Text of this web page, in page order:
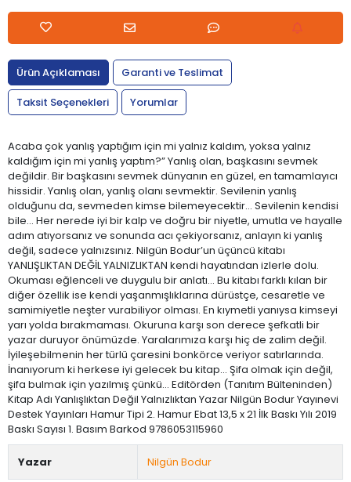
Ürün Açıklaması
Garanti ve Teslimat
Taksit Seçenekleri
Yorumlar
Acaba çok yanlış yaptığım için mi yalnız kaldım, yoksa yalnız
kaldığım için mi yanlış yaptım?” Yanlış olan, başkasını sevmek
değildir. Bir başkasını sevmek dünyanın en güzel, en tamamlayıcı
hissidir. Yanlış olan, yanlış olanı sevmektir. Sevilenin yanlış
olduğunu da, sevmeden kimse bilemeyecektir... Sevilenin kendisi
bile... Her nerede iyi bir kalp ve doğru bir niyetle, umutla ve hayalle
adım atıyorsanız ve sonunda acı çekiyorsanız, anlayın ki yanlış
değil, sadece yalnızsınız. Nilgün Bodur’un üçüncü kitabı
YANLIŞLIKTAN DEĞİL YALNIZLIKTAN kendi hayatından izlerle dolu.
Okuması eğlenceli ve duygulu bir anlatı... Bu kitabı farklı kılan bir
diğer özellik ise kendi yaşanmışlıklarına dürüstçe, cesaretle ve
samimiyetle neşter vurabiliyor olması. En kıymetli yanıysa kimseyi
yarı yolda bırakmaması. Okuruna karşı son derece şefkatli bir
yazar duruyor önümüzde. Yaralarımıza karşı hiç de zalim değil.
İyileşebilmenin her türlü çaresini bonkörce veriyor satırlarında.
İnanıyorum ki herkese iyi gelecek bu kitap... Şifa olmak için değil,
şifa bulmak için yazılmış çünkü... Editörden (Tanıtım Bülteninden)
Kitap Adı Yanlışlıktan Değil Yalnızlıktan Yazar Nilgün Bodur Yayınevi
Destek Yayınları Hamur Tipi 2. Hamur Ebat 13,5 x 21 İlk Baskı Yılı 2019
Baskı Sayısı 1. Basım Barkod 9786053115960
Yazar Nilgün Bodur